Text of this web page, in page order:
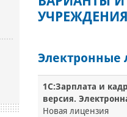
Электронные
1С:Зарплата и
версия.
Новая лицензия